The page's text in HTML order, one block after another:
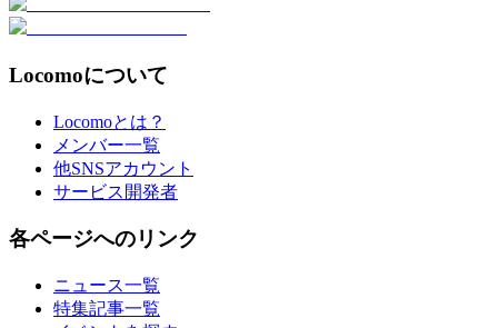
Locomoについて
Locomoとは？
メンバー一覧
他SNSアカウント
サービス開発者
各ページへのリンク
ニュース一覧
特集記事一覧